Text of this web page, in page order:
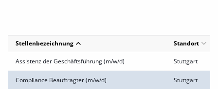
Stellenbezeichnung Standort
Assistenz der Geschäftsführung (m/w/d) Stuttgart
Compliance Beauftragter (m/w/d) Stuttgart